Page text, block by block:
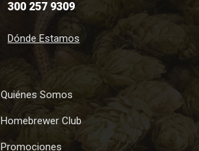
300 257 9309
Dónde Estamos
Quiénes Somos
Homebrewer Club
Promociones